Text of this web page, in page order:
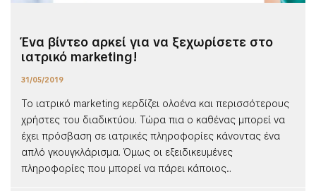
Ένα βίντεο αρκεί για να ξεχωρίσετε στο
ιατρικό marketing!
31/05/2019
Το ιατρικό marketing κερδίζει ολοένα και περισσότερους
χρήστες του διαδικτύου. Τώρα πια ο καθένας μπορεί να
έχει πρόσβαση σε ιατρικές πληροφορίες κάνοντας ένα
απλό γκουγκλάρισμα. Όμως οι εξειδικευμένες
πληροφορίες που μπορεί να πάρει κάποιος...